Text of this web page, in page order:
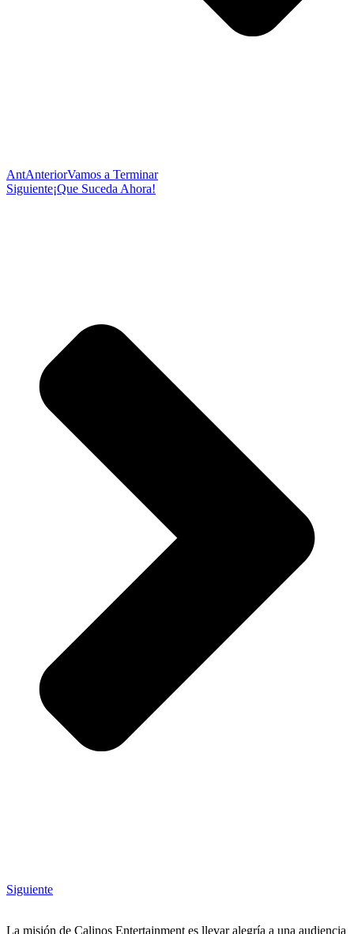
AntAnteriorVamos a Terminar
Siguiente¡Que Suceda Ahora!
Siguiente
La misión de Calinos Entertainment es llevar alegría a una audiencia